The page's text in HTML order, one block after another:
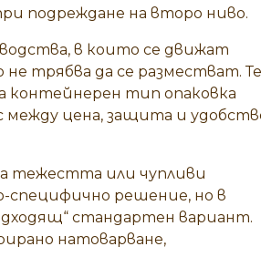
подреждане на второ ниво.
в които се движат
трябва да се разместват. Те
контейнерен тип опаковка
цена, защита и
тежестта или чупливи
специфично решение, но в
стандартен вариант.
натоварване,